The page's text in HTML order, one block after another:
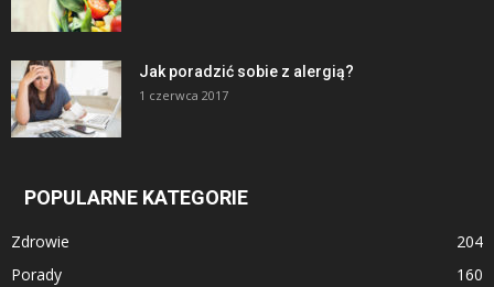
Jak poradzić sobie z alergią?
1 czerwca 2017
POPULARNE KATEGORIE
Zdrowie
204
Porady
160